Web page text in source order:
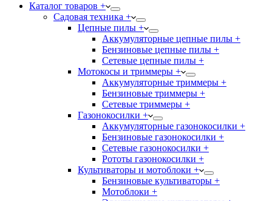
Каталог товаров +
Садовая техника +
Цепные пилы +
Аккумуляторные цепные пилы +
Бензиновые цепные пилы +
Сетевые цепные пилы +
Мотокосы и триммеры +
Аккумуляторные триммеры +
Бензиновые триммеры +
Сетевые триммеры +
Газонокосилки +
Аккумуляторные газонокосилки +
Бензиновые газонокосилки +
Сетевые газонокосилки +
Рототы газонокосилки +
Культиваторы и мотоблоки +
Бензиновые культиваторы +
Мотоблоки +